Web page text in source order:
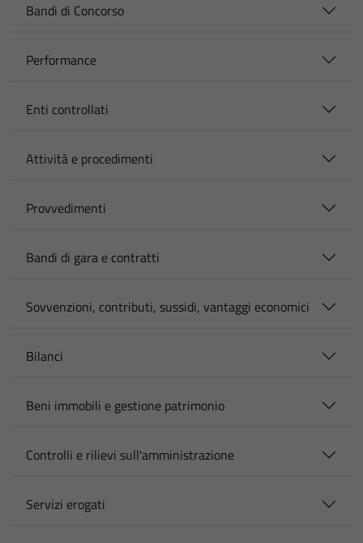
Bandi di Concorso
Performance
Enti controllati
Attività e procedimenti
Provvedimenti
Bandi di gara e contratti
Sovvenzioni, contributi, sussidi, vantaggi economici
Bilanci
Beni immobili e gestione patrimonio
Controlli e rilievi sull'amministrazione
Servizi erogati